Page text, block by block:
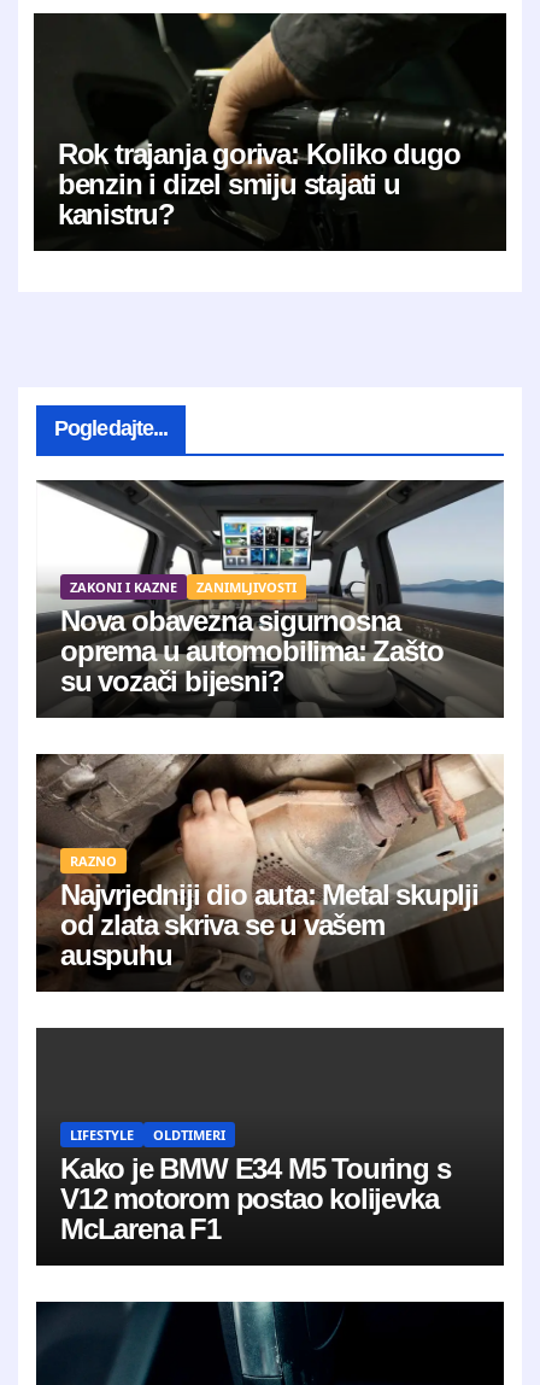
Rok trajanja goriva: Koliko dugo
benzin i dizel smiju stajati u
kanistru?
Pogledajte...
ZAKONI I KAZNE ZANIMLJIVOSTI
Nova obavezna sigurnosna
oprema u automobilima: Zašto
su vozači bijesni?
RAZNO
Najvrjedniji dio auta: Metal skuplji
od zlata skriva se u vašem
auspuhu
LIFESTYLE OLDTIMERI
Kako je BMW E34 M5 Touring s
V12 motorom postao kolijevka
McLarena F1